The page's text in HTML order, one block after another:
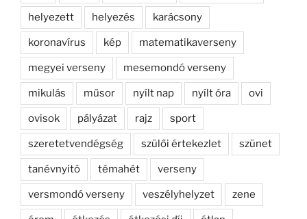
helyezett helyezés karácsony
koronavírus kép matematikaverseny
megyei verseny mesemondó verseny
mikulás műsor nyílt nap nyílt óra ovi
ovisok pályázat rajz sport
szeretetvendégség szülői értekezlet szünet
tanévnyitó témahét verseny
versmondó verseny veszélyhelyzet zene